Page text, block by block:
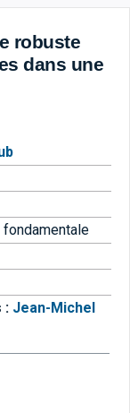
à la barre
robuste
dans une
: Jean-Michel